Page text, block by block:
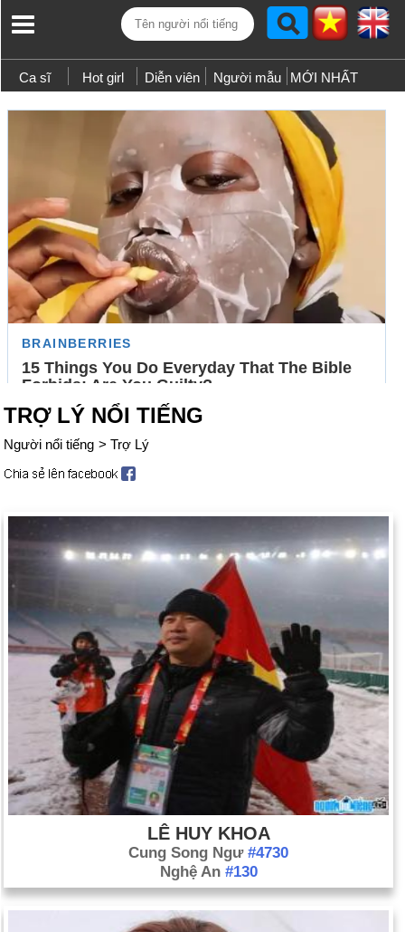
Ca sĩ Hot girl Diễn viên Người mẫu MỚI NHẤT
TRỢ LÝ NỔI TIẾNG
Người nổi tiếng > Trợ Lý
LÊ HUY KHOA
Cung Song Ngư #4730
Nghệ An #130